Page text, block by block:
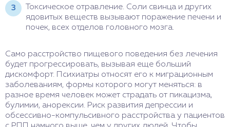
Токсическое отравление. Соли свинца и других
ядовитых веществ вызывают поражение печени и
почек, всех отделов головного мозга.
Само расстройство пищевого поведения без лечения
будет прогрессировать, вызывая еще больший
дискомфорт. Психиатры относят его к миграционным
заболеваниям, формы которого могут меняться: в
разное время человек может страдать от пикацизма,
булимии, анорексии. Риск развития депрессии и
обсессивно-компульсивного расстройства у пациентов